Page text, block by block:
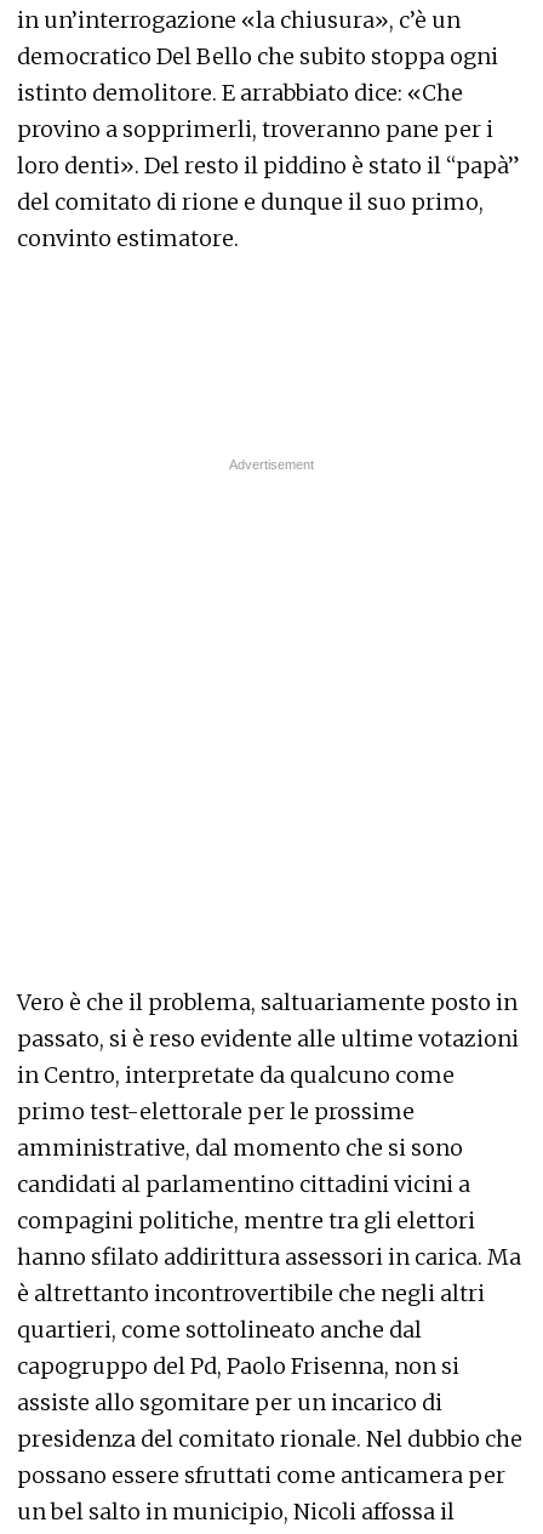
in un’interrogazione «la chiusura», c’è un
democratico Del Bello che subito stoppa ogni
istinto demolitore. E arrabbiato dice: «Che
provino a sopprimerli, troveranno pane per i
loro denti». Del resto il piddino è stato il “papà”
del comitato di rione e dunque il suo primo,
convinto estimatore.
Vero è che il problema, saltuariamente posto in
passato, si è reso evidente alle ultime votazioni
in Centro, interpretate da qualcuno come
primo test-elettorale per le prossime
amministrative, dal momento che si sono
candidati al parlamentino cittadini vicini a
compagini politiche, mentre tra gli elettori
hanno sfilato addirittura assessori in carica. Ma
è altrettanto incontrovertibile che negli altri
quartieri, come sottolineato anche dal
capogruppo del Pd, Paolo Frisenna, non si
assiste allo sgomitare per un incarico di
presidenza del comitato rionale. Nel dubbio che
possano essere sfruttati come anticamera per
un bel salto in municipio, Nicoli affossa il